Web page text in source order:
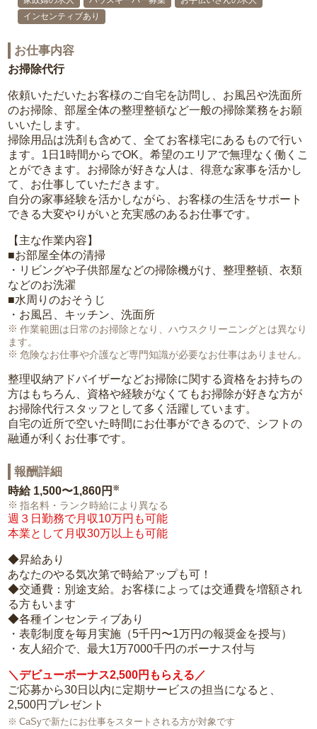
インセンティブあり
お仕事内容
お掃除代行
依頼いただいたお客様のご自宅を訪問し、お風呂や洗面所
のお掃除、部屋全体の整理整頓など一般の掃除業務をお願
いいたします。
掃除用品は洗剤も含めて、全てお客様宅にあるもので行い
ます。1日1時間からでOK。希望のエリアで無理なく働くこ
とができます。お掃除が好きな人は、得意な家事を活かし
て、お仕事していただきます。
自分の家事経験を活かしながら、お客様の生活をサポート
できる大変やりがいと充実感のあるお仕事です。
【主な作業内容】
■お部屋全体の清掃
・リビングや子供部屋などの掃除機がけ、整理整頓、衣類
などのお洗濯
■水周りのおそうじ
・お風呂、キッチン、洗面所
作業範囲は日常のお掃除となり、ハウスクリーニングとは異なり
ます。
危険なお仕事や介護など専門知識が必要なお仕事はありません。
整理収納アドバイザーなどお掃除に関する資格をお持ちの
方はもちろん、資格や経験がなくてもお掃除が好きな方が
お掃除代行スタッフとして多く活躍しています。
自宅の近所で空いた時間にお仕事ができるので、シフトの
融通が利くお仕事です。
報酬詳細
時給 1,500〜1,860円 ※
指名料・ランク時給により異なる
週３日勤務で月収10万円も可能
本業として月収30万以上も可能
◆昇給あり
あなたのやる気次第で時給アップも可！
◆交通費：別途支給。お客様によっては交通費を増額され
る方もいます
◆各種インセンティブあり
・表彰制度を毎月実施（5千円〜1万円の報奨金を授与）
・友人紹介で、最大1万7000千円のボーナス付与
＼デビューボーナス2,500円もらえる／
ご応募から30日以内に定期サービスの担当になると、
2,500円プレゼント
CaSyで新たにお仕事をスタートされる方が対象です